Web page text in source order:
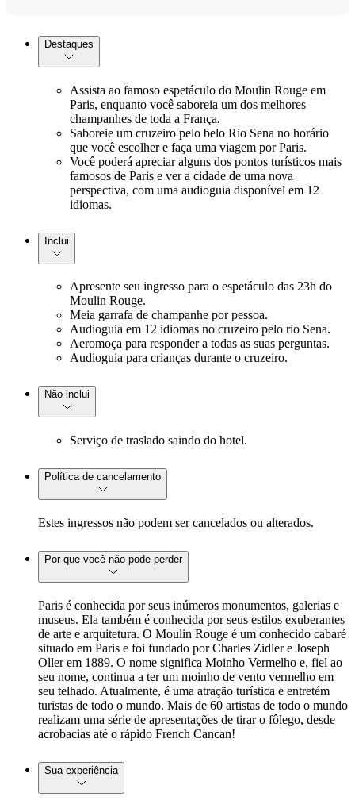
Destaques
Assista ao famoso espetáculo do Moulin Rouge em
Paris, enquanto você saboreia um dos melhores
champanhes de toda a França.
Saboreie um cruzeiro pelo belo Rio Sena no horário
que você escolher e faça uma viagem por Paris.
Você poderá apreciar alguns dos pontos turísticos mais
famosos de Paris e ver a cidade de uma nova
perspectiva, com uma audioguia disponível em 12
idiomas.
Inclui
Apresente seu ingresso para o espetáculo das 23h do
Moulin Rouge.
Meia garrafa de champanhe por pessoa.
Audioguia em 12 idiomas no cruzeiro pelo rio Sena.
Aeromoça para responder a todas as suas perguntas.
Audioguia para crianças durante o cruzeiro.
Não inclui
Serviço de traslado saindo do hotel.
Política de cancelamento
Estes ingressos não podem ser cancelados ou alterados.
Por que você não pode perder
Paris é conhecida por seus inúmeros monumentos, galerias e
museus. Ela também é conhecida por seus estilos exuberantes
de arte e arquitetura. O Moulin Rouge é um conhecido cabaré
situado em Paris e foi fundado por Charles Zidler e Joseph
Oller em 1889. O nome significa Moinho Vermelho e, fiel ao
seu nome, continua a ter um moinho de vento vermelho em
seu telhado. Atualmente, é uma atração turística e entretém
turistas de todo o mundo. Mais de 60 artistas de todo o mundo
realizam uma série de apresentações de tirar o fôlego, desde
acrobacias até o rápido French Cancan!
Sua experiência